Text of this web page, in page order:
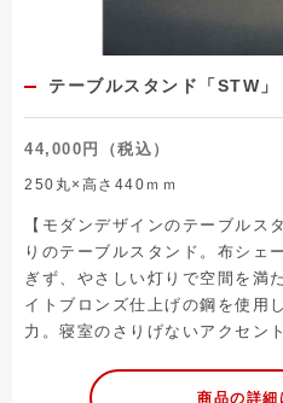
テーブルスタンド「STW」
44,000円（税込）
250丸×高さ440ｍｍ
【モダンデザインのテーブルス
りのテーブルスタンド。布シェ
ぎず、やさしい灯りで空間を満
イトブロンズ仕上げの鋼を使用
力。寝室のさりげないアクセン
商品の詳細